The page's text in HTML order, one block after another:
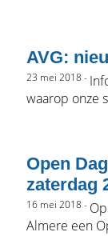
AVG:
23 mei 2018 -
waarop onze
Open
zaterdag
16 mei 2018 -
Almere een